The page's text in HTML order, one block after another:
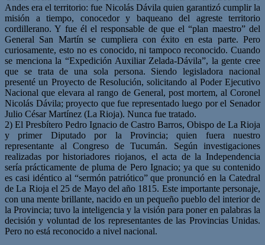
Andes era el territorio: fue Nicolás Dávila quien garantizó cumplir la
misión a tiempo, conocedor y baqueano del agreste territorio
cordillerano. Y fue él el responsable de que el “plan maestro” del
General San Martín se cumpliera con éxito en esta parte. Pero
curiosamente, esto no es conocido, ni tampoco reconocido. Cuando
se menciona la “Expedición Auxiliar Zelada-Dávila”, la gente cree
que se trata de una sola persona. Siendo legisladora nacional
presenté un Proyecto de Resolución, solicitando al Poder Ejecutivo
Nacional que elevara al rango de General, post mortem, al Coronel
Nicolás Dávila; proyecto que fue representado luego por el Senador
Julio César Martínez (La Rioja). Nunca fue tratado.
2) El Presbítero Pedro Ignacio de Castro Barros, Obispo de La Rioja
y primer Diputado por la Provincia; quien fuera nuestro
representante al Congreso de Tucumán. Según investigaciones
realizadas por historiadores riojanos, el acta de la Independencia
sería prácticamente de pluma de Pero Ignacio; ya que su contenido
es casi idéntico al “sermón patriótico” que pronunció en la Catedral
de La Rioja el 25 de Mayo del año 1815. Este importante personaje,
con una mente brillante, nacido en un pequeño pueblo del interior de
la Provincia; tuvo la inteligencia y la visión para poner en palabras la
decisión y voluntad de los representantes de las Provincias Unidas.
Pero no está reconocido a nivel nacional.